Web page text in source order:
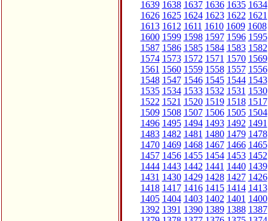
1639 1638 1637 1636 1635 1634
1626 1625 1624 1623 1622 1621
1613 1612 1611 1610 1609 1608
1600 1599 1598 1597 1596 1595
1587 1586 1585 1584 1583 1582
1574 1573 1572 1571 1570 1569
1561 1560 1559 1558 1557 1556
1548 1547 1546 1545 1544 1543
1535 1534 1533 1532 1531 1530
1522 1521 1520 1519 1518 1517
1509 1508 1507 1506 1505 1504
1496 1495 1494 1493 1492 1491
1483 1482 1481 1480 1479 1478
1470 1469 1468 1467 1466 1465
1457 1456 1455 1454 1453 1452
1444 1443 1442 1441 1440 1439
1431 1430 1429 1428 1427 1426
1418 1417 1416 1415 1414 1413
1405 1404 1403 1402 1401 1400
1392 1391 1390 1389 1388 1387